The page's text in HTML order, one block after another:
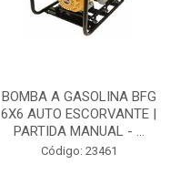
BOMBA A GASOLINA BFG
6X6 AUTO ESCORVANTE |
PARTIDA MANUAL - ...
Código: 23461